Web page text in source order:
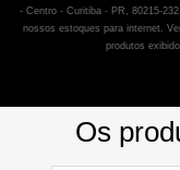
- Centro - Curitiba - PR, 80215-
nossos estoques para internet.
produtos